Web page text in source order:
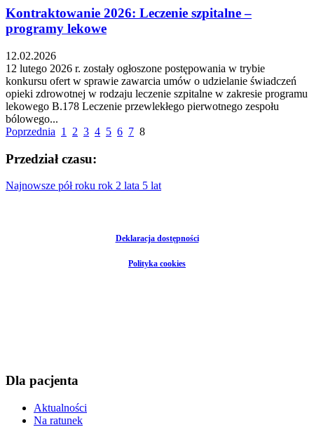
Kontraktowanie 2026: Leczenie szpitalne –
programy lekowe
12.02.2026
12 lutego 2026 r. zostały ogłoszone postępowania w trybie
konkursu ofert w sprawie zawarcia umów o udzielanie świadczeń
opieki zdrowotnej w rodzaju leczenie szpitalne w zakresie programu
lekowego B.178 Leczenie przewlekłego pierwotnego zespołu
bólowego...
Poprzednia 1 2 3 4 5 6 7 8
Przedział czasu:
Najnowsze pół roku rok 2 lata 5 lat
Deklaracja dostępności
Polityka cookies
Dla pacjenta
Aktualności
Na ratunek